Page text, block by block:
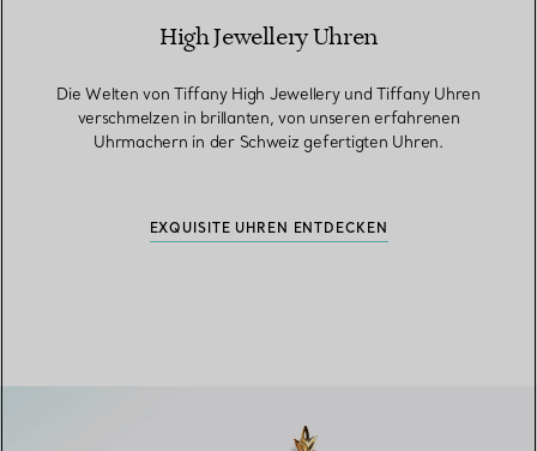
High Jewellery Uhren
Die Welten von Tiffany High Jewellery und Tiffany Uhren
verschmelzen in brillanten, von unseren erfahrenen
Uhrmachern in der Schweiz gefertigten Uhren.
EXQUISITE UHREN ENTDECKEN